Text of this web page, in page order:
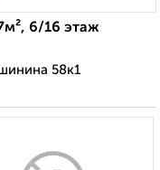
6/16 этаж
58к1